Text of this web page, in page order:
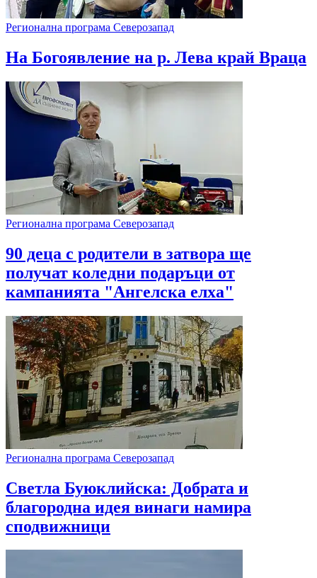
Регионална програма Северозапад
На Богоявление на р. Лева край Враца
Регионална програма Северозапад
90 деца с родители в затвора ще
получат коледни подаръци от
кампанията "Ангелска елха"
Регионална програма Северозапад
Светла Буюклийска: Добрата и
благородна идея винаги намира
сподвижници